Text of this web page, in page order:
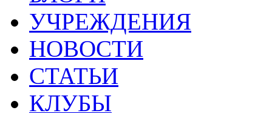
УЧРЕЖДЕНИЯ
НОВОСТИ
СТАТЬИ
КЛУБЫ